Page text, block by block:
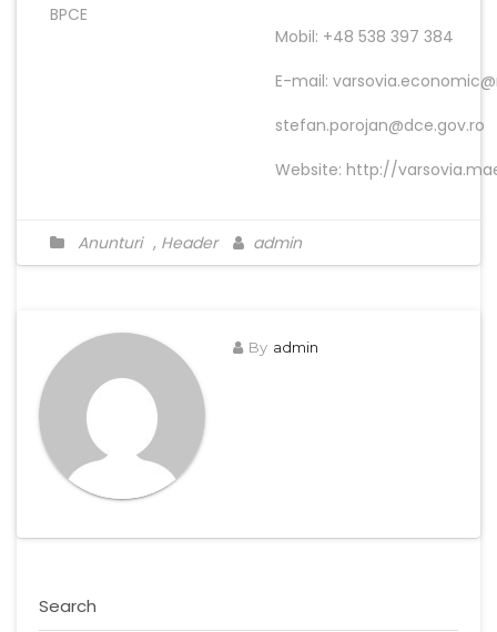
BPCE
Mobil: +48 538 397 384
E-mail:
stefan.porojan@dce.gov.ro
Website: http://
Anunturi , Header admin
By admin
Search